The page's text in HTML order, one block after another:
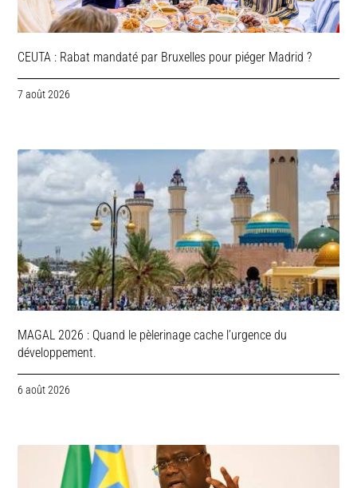
CEUTA : Rabat mandaté par Bruxelles pour piéger Madrid ?
7 août 2026
MAGAL 2026 : Quand le pèlerinage cache l’urgence du
développement.
6 août 2026